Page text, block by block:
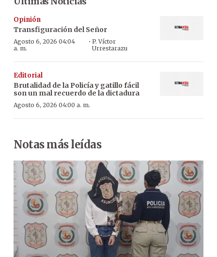
Opinión
Transfiguración del Señor
Agosto 6, 2026 04:04
a. m.
· P. Víctor
Urrestarazu
Editorial
Brutalidad de la Policía y gatillo fácil
son un mal recuerdo de la dictadura
Agosto 6, 2026 04:00 a. m.
Notas más leídas